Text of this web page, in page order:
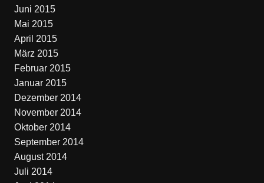
Juni 2015
Mai 2015
April 2015
März 2015
Februar 2015
Januar 2015
Dezember 2014
November 2014
Oktober 2014
September 2014
August 2014
Juli 2014